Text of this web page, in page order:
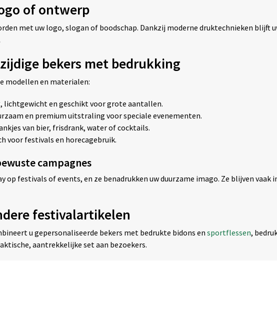
of ontwerp
met uw logo, slogan of boodschap. Dankzij moderne druktechnieken blijft
bekers met bedrukking
modellen en materialen:
lichtgewicht en geschikt voor grote aantallen.
en premium uitstraling voor speciale evenementen.
van bier, frisdrank, water of cocktails.
voor festivals en horecagebruik.
campagnes
op festivals of events, en ze benadrukken uw duurzame imago. Ze blijven
festivalartikelen
u gepersonaliseerde bekers met bedrukte bidons en sportflessen,
aantrekkelijke set aan bezoekers.